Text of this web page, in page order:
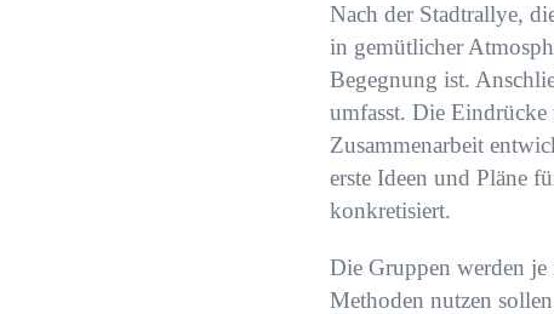
Nach der Stadtrallye,
in gemütlicher
Begegnung ist.
umfasst. Die Eindrücke
Zusammenarbeit
erste Ideen und Pläne
konkretisiert.
Die Gruppen werden
Methoden nutzen